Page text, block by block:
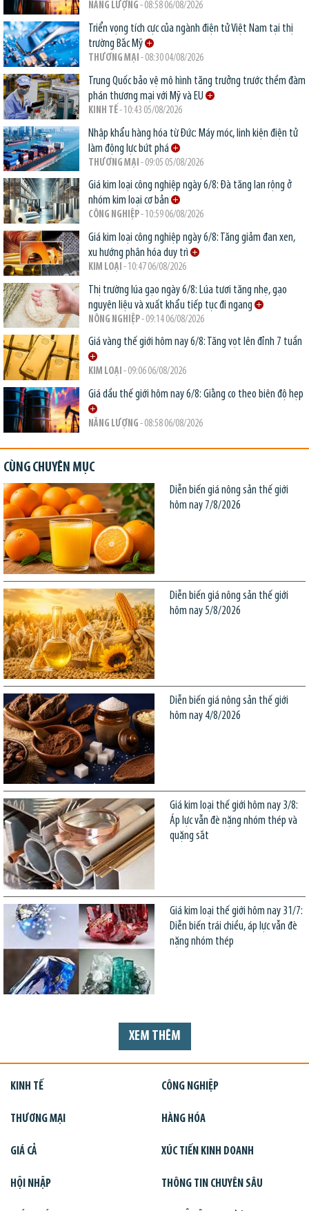
NĂNG LƯỢNG - 08:58 06/08/2026
Triển vọng tích cực của ngành điện tử Việt Nam tại thị
trường Bắc Mỹ
THƯƠNG MẠI - 08:30 04/08/2026
Trung Quốc bảo vệ mô hình tăng trưởng trước thềm đàm
phán thương mại với Mỹ và EU
KINH TẾ- 10:43 05/08/2026
Nhập khẩu hàng hóa từ Đức: Máy móc, linh kiện điện tử
làm động lực bứt phá
THƯƠNG MẠI - 09:05 05/08/2026
Giá kim loại công nghiệp ngày 6/8: Đà tăng lan rộng ở
nhóm kim loại cơ bản
CÔNG NGHIỆP- 10:59 06/08/2026
Giá kim loại công nghiệp ngày 6/8: Tăng giảm đan xen,
xu hướng phân hóa duy trì
KIM LOẠI - 10:47 06/08/2026
Thị trường lúa gạo ngày 6/8: Lúa tươi tăng nhẹ, gạo
nguyên liệu và xuất khẩu tiếp tục đi ngang
NÔNG NGHIỆP- 09:14 06/08/2026
Giá vàng thế giới hôm nay 6/8: Tăng vọt lên đỉnh 7 tuần
KIM LOẠI - 09:06 06/08/2026
Giá dầu thế giới hôm nay 6/8: Giằng co theo biên độ hẹp
NĂNG LƯỢNG - 08:58 06/08/2026
CÙNG CHUYÊN MỤC
Diễn biến giá nông sản thế giới
hôm nay 7/8/2026
Diễn biến giá nông sản thế giới
hôm nay 5/8/2026
Diễn biến giá nông sản thế giới
hôm nay 4/8/2026
Giá kim loại thế giới hôm nay 3/8:
Áp lực vẫn đè nặng nhóm thép và
quặng sắt
Giá kim loại thế giới hôm nay 31/7:
Diễn biến trái chiều, áp lực vẫn đè
nặng nhóm thép
XEM THÊM
KINH TẾ CÔNG NGHIỆP
THƯƠNG MẠI HÀNG HÓA
GIÁ CẢ XÚC TIẾN KINH DOANH
HỘI NHẬP THÔNG TIN CHUYÊN SÂU